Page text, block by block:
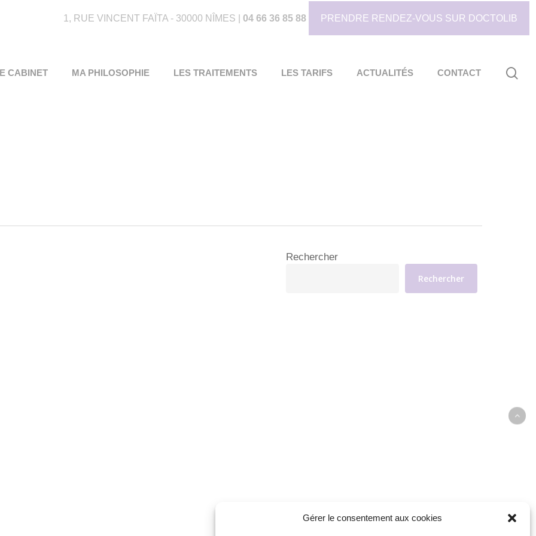
Gérer le consentement aux cookies
1, RUE VINCENT FAÏTA - 30000 NÎMES | 04 66 36 85 88 PRENDRE RENDEZ-VOUS SUR DOCTOLIB
CABINET MA PHILOSOPHIE LES TRAITEMENTS LES TARIFS ACTUALITÉS CONTACT
Rechercher
Rechercher